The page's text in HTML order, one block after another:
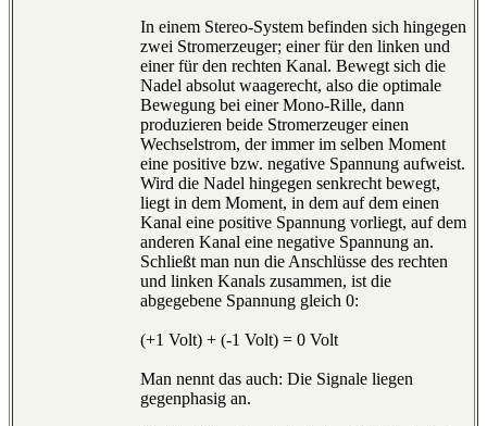
In einem Stereo-System befinden sich hingegen
zwei Stromerzeuger; einer für den linken und
einer für den rechten Kanal. Bewegt sich die
Nadel absolut waagerecht, also die optimale
Bewegung bei einer Mono-Rille, dann
produzieren beide Stromerzeuger einen
Wechselstrom, der immer im selben Moment
eine positive bzw. negative Spannung aufweist.
Wird die Nadel hingegen senkrecht bewegt,
liegt in dem Moment, in dem auf dem einen
Kanal eine positive Spannung vorliegt, auf dem
anderen Kanal eine negative Spannung an.
Schließt man nun die Anschlüsse des rechten
und linken Kanals zusammen, ist die
abgegebene Spannung gleich 0:
(+1 Volt) + (-1 Volt) = 0 Volt
Man nennt das auch: Die Signale liegen
gegenphasig an.